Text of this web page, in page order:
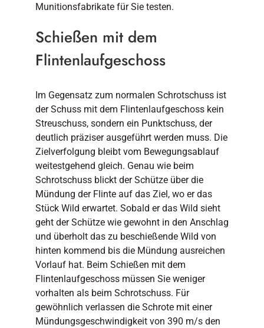
Munitionsfabrikate für Sie testen.
Schießen mit dem
Flintenlaufgeschoss
Im Gegensatz zum normalen Schrotschuss ist
der Schuss mit dem Flintenlaufgeschoss kein
Streuschuss, sondern ein Punktschuss, der
deutlich präziser ausgeführt werden muss. Die
Zielverfolgung bleibt vom Bewegungsablauf
weitestgehend gleich. Genau wie beim
Schrotschuss blickt der Schütze über die
Mündung der Flinte auf das Ziel, wo er das
Stück Wild erwartet. Sobald er das Wild sieht
geht der Schütze wie gewohnt in den Anschlag
und überholt das zu beschießende Wild von
hinten kommend bis die Mündung ausreichen
Vorlauf hat. Beim Schießen mit dem
Flintenlaufgeschoss müssen Sie weniger
vorhalten als beim Schrotschuss. Für
gewöhnlich verlassen die Schrote mit einer
Mündungsgeschwindigkeit von 390 m/s den